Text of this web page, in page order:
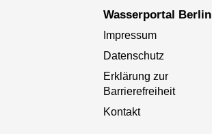
Wasserportal Berlin
Impressum
Datenschutz
Erklärung zur
Barrierefreiheit
Kontakt